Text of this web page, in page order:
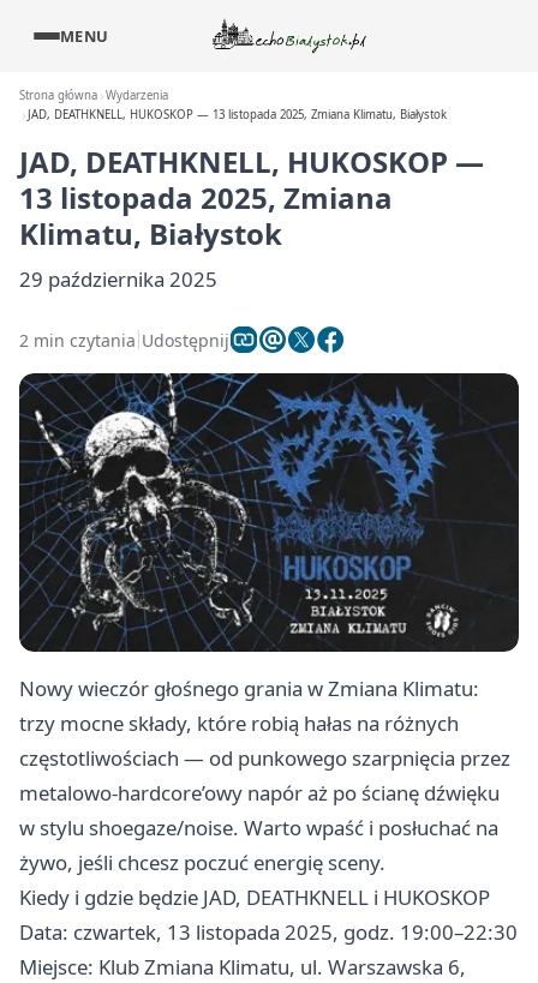
MENU
Strona główna Wydarzenia
JAD, DEATHKNELL, HUKOSKOP — 13 listopada 2025, Zmiana Klimatu, Białystok
JAD, DEATHKNELL, HUKOSKOP —
13 listopada 2025, Zmiana
Klimatu, Białystok
29 października 2025
2 min czytania Udostępnij
Nowy wieczór głośnego grania w Zmiana Klimatu:
trzy mocne składy, które robią hałas na różnych
częstotliwościach — od punkowego szarpnięcia przez
metalowo-hardcore’owy napór aż po ścianę dźwięku
w stylu shoegaze/noise. Warto wpaść i posłuchać na
żywo, jeśli chcesz poczuć energię sceny.
Kiedy i gdzie będzie JAD, DEATHKNELL i HUKOSKOP
Data: czwartek, 13 listopada 2025, godz. 19:00–22:30
Miejsce: Klub Zmiana Klimatu, ul. Warszawska 6,